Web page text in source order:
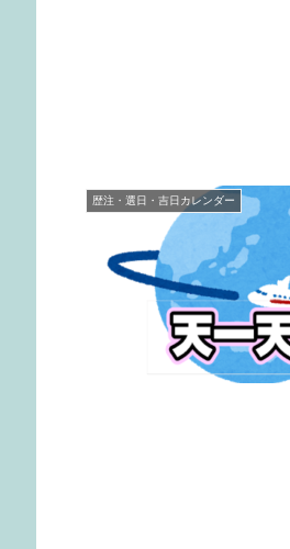
歴注・選日・吉日カレンダー